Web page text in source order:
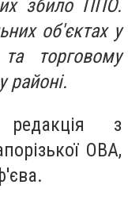
збило ППО.
об'єктах у
торговому
районі.
з
ОВА,